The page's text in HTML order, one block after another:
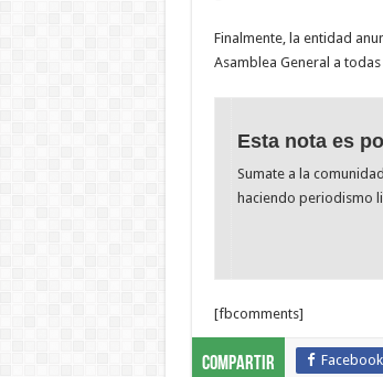
Finalmente, la entidad
Asamblea General a
Esta nota es
Sumate a la
haciendo periodismo
[fbcomments]
Compartir Facebook